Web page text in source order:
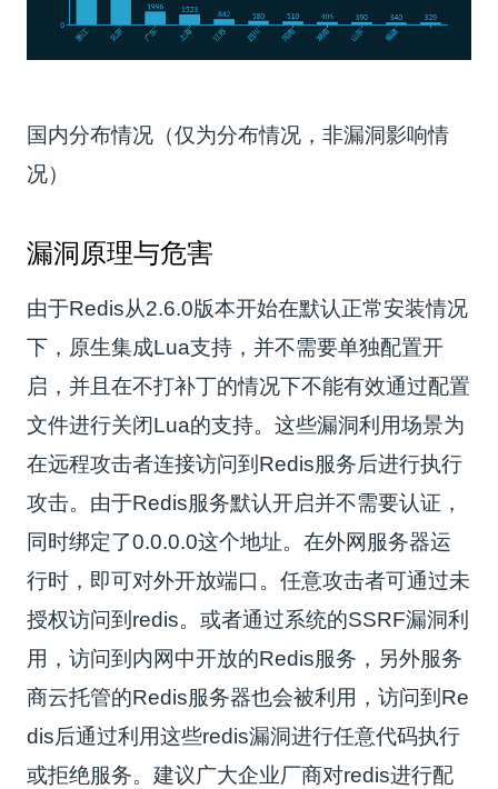
国内分布情况（仅为分布情况，非漏洞影响情
况）
漏洞原理与危害
由于Redis从2.6.0版本开始在默认正常安装情况
下，原生集成Lua支持，并不需要单独配置开
启，并且在不打补丁的情况下不能有效通过配置
文件进行关闭Lua的支持。这些漏洞利用场景为
在远程攻击者连接访问到Redis服务后进行执行
攻击。由于Redis服务默认开启并不需要认证，
同时绑定了0.0.0.0这个地址。在外网服务器运
行时，即可对外开放端口。任意攻击者可通过未
授权访问到redis。或者通过系统的SSRF漏洞利
用，访问到内网中开放的Redis服务，另外服务
商云托管的Redis服务器也会被利用，访问到Re
dis后通过利用这些redis漏洞进行任意代码执行
或拒绝服务。建议广大企业厂商对redis进行配